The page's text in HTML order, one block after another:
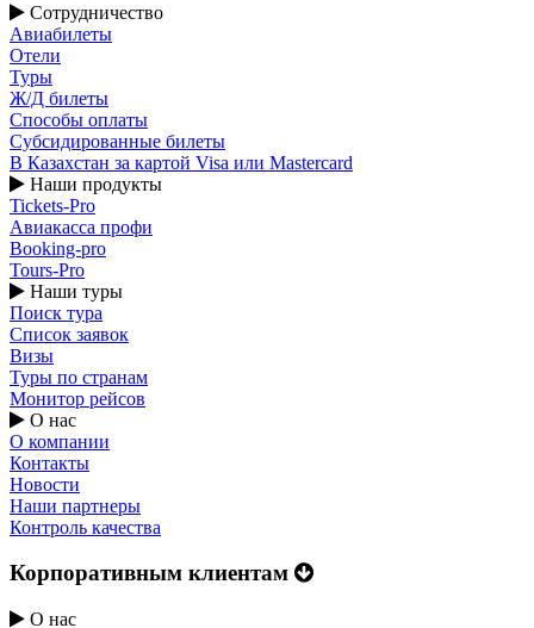
Сотрудничество
Авиабилеты
Отели
Туры
Ж/Д билеты
Способы оплаты
Субсидированные билеты
В Казахстан за картой Visa или Masterсard
Наши продукты
Tickets-Pro
Авиакасса профи
Booking-pro
Tours-Pro
Наши туры
Поиск тура
Список заявок
Визы
Туры по странам
Монитор рейсов
О нас
О компании
Контакты
Новости
Наши партнеры
Контроль качества
Корпоративным клиентам
О нас